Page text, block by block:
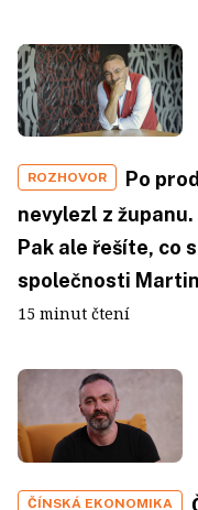
ROZHOVOR
Po
nevylezl z
Pak ale řešíte, co
společnosti
15 minut čtení
ČÍNSKÁ EKONOMIKA